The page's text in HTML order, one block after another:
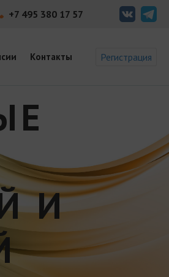
+7 495 380 17 57
Контакты Регистрация
И